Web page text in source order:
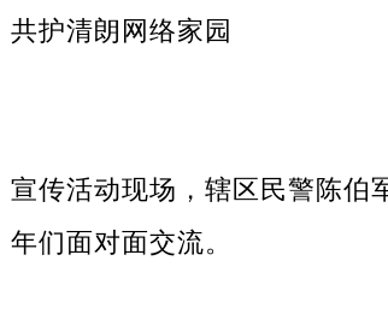
共护清朗网络家园
宣传活动现场，辖区民警陈伯
年们面对面交流。